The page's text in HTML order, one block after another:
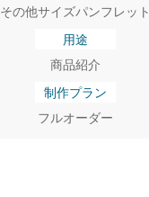
その他サイズパンフレット
用途
商品紹介
制作プラン
フルオーダー